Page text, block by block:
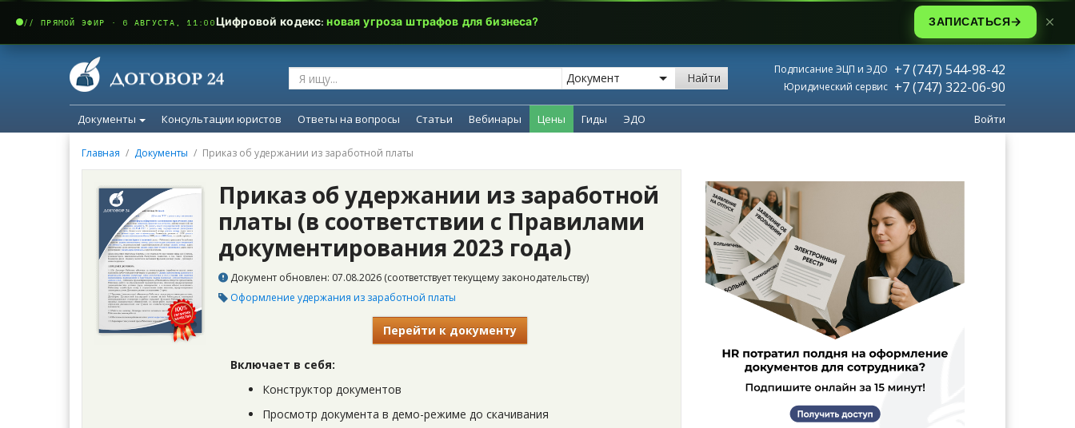
Найти
Подписание ЭЦП и ЭДО +7 (747) 544-98-42
Юридический сервис +7 (747) 322-06-90
Документы Консультации юристов Ответы на вопросы Статьи Вебинары Цены Гиды ЭДО Войти
Главная Документы Приказ об удержании из заработной платы
Приказ об удержании из заработной
платы (в соответствии с Правилами
документирования 2023 года)
Документ обновлен: 07.08.2026 (соответствует текущему законодательству)
Оформление удержания из заработной платы
Перейти к документу
Включает в себя:
Конструктор документов
Просмотр документа в демо-режиме до скачивания
// ПРЯМОЙ ЭФИР · 6 АВГУСТА, 11:00Цифровой кодекс:новая угроза штрафов для бизнеса? ЗАПИСАТЬСЯ